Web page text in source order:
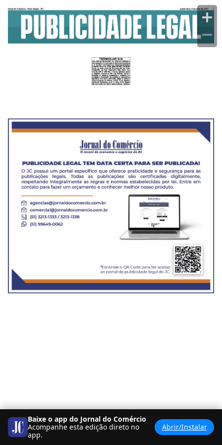
Baixe o app do Jornal do Comércio
Acompanhe esta edição direto no
app.
Abrir/Instalar